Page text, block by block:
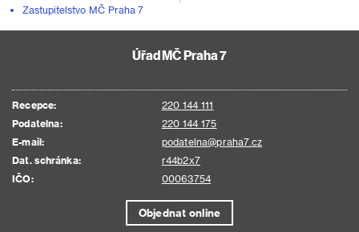
Zastupitelstvo MČ Praha 7
Úřad MČ Praha 7
Recepce:
220 144 111
Podatelna:
220 144 175
E-mail:
podatelna@praha7.cz
Dat. schránka:
r44b2x7
IČO:
00063754
Objednat online